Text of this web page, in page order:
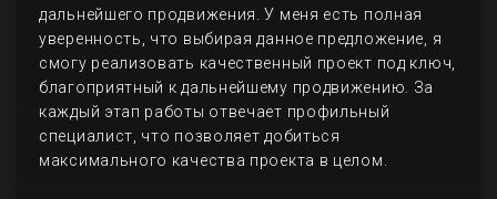
дальнейшего продвижения. У меня есть полная
уверенность, что выбирая данное предложение, я
смогу реализовать качественный проект под ключ,
благоприятный к дальнейшему продвижению. За
каждый этап работы отвечает профильный
специалист, что позволяет добиться
максимального качества проекта в целом.